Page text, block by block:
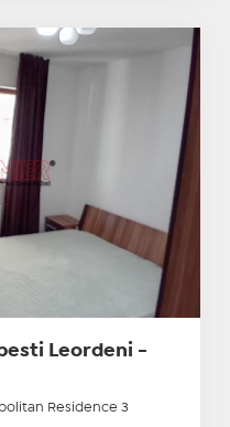
Leordeni -
Residence 3